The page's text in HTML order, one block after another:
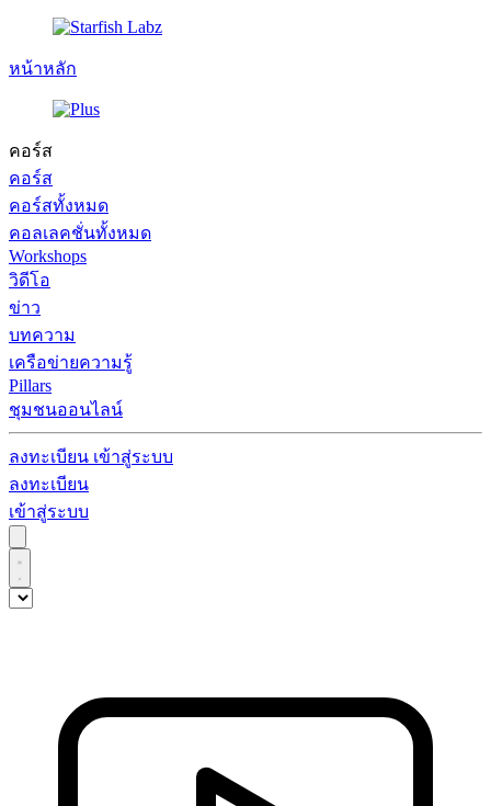
หน้าหลัก
คอร์ส
คอร์ส
คอร์สทั้งหมด
คอลเลคชั่นทั้งหมด
Workshops
วิดีโอ
ข่าว
บทความ
เครือข่ายความรู้
Pillars
ชุมชนออนไลน์
ลงทะเบียน เข้าสู่ระบบ
ลงทะเบียน
เข้าสู่ระบบ